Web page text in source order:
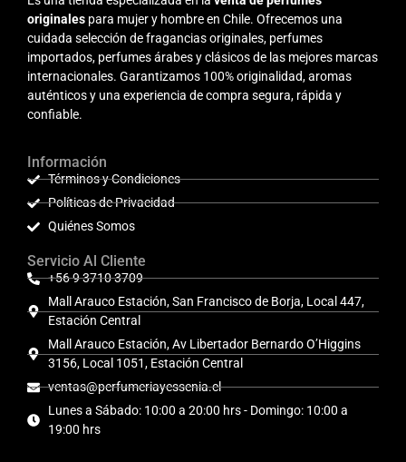
originales para mujer y hombre en Chile. Ofrecemos una
cuidada selección de fragancias originales, perfumes
importados, perfumes árabes y clásicos de las mejores marcas
internacionales. Garantizamos 100% originalidad, aromas
auténticos y una experiencia de compra segura, rápida y
confiable.
Información
Términos y Condiciones
Políticas de Privacidad
Quiénes Somos
Servicio Al Cliente
+56 9 3710 3709
Mall Arauco Estación, San Francisco de Borja, Local 447,
Estación Central
Mall Arauco Estación, Av Libertador Bernardo O’Higgins
3156, Local 1051, Estación Central
ventas@perfumeriayessenia.cl
Lunes a Sábado: 10:00 a 20:00 hrs - Domingo: 10:00 a
19:00 hrs